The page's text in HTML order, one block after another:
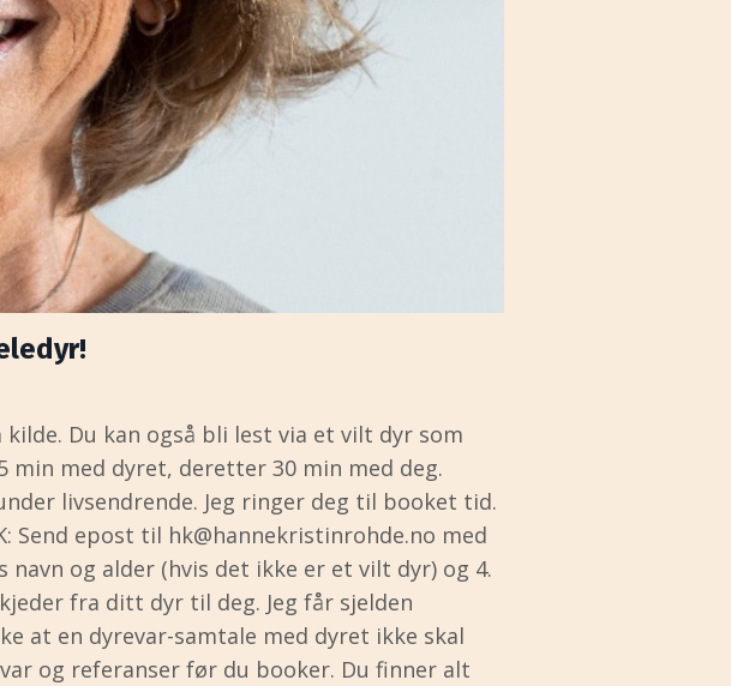
Du kan også bli lest via et vilt dyr som
med dyret, deretter 30 min med deg.
livsendrende. Jeg ringer deg til booket tid.
Send epost til hk@hannekristinrohde.no med
og alder (hvis det ikke er et vilt dyr) og 4.
fra ditt dyr til deg. Jeg får sjelden
at en dyrevar-samtale med dyret ikke skal
og referanser før du booker. Du finner alt